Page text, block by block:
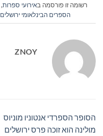
רשומה זו פורסמה באירועי ספרות,
הספרים הבינלאומי ירושלים
ZNOY
הסופר הספרדי אנטוניו מוניוס
מולינה הוא זוכה פרס ירושלים